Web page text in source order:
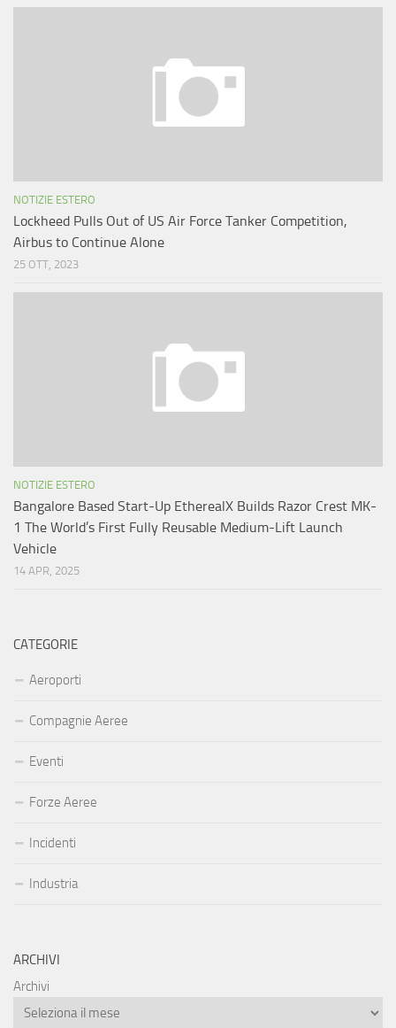
NOTIZIE ESTERO
Lockheed Pulls Out of US Air Force Tanker Competition,
Airbus to Continue Alone
25 OTT, 2023
NOTIZIE ESTERO
Bangalore Based Start-Up EtherealX Builds Razor Crest MK-
1 The World’s First Fully Reusable Medium-Lift Launch
Vehicle
14 APR, 2025
CATEGORIE
Aeroporti
Compagnie Aeree
Eventi
Forze Aeree
Incidenti
Industria
ARCHIVI
Archivi